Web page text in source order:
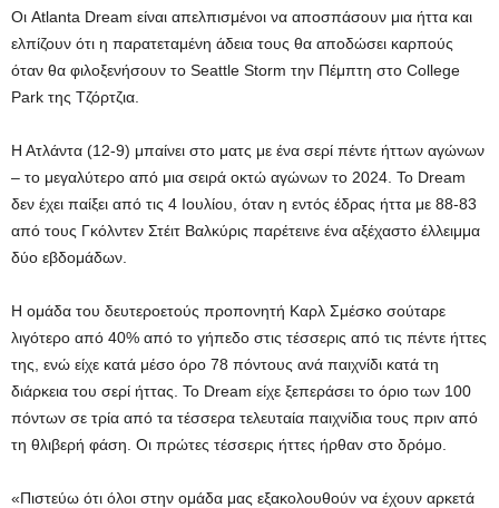
Οι Atlanta Dream είναι απελπισμένοι να αποσπάσουν μια ήττα και
ελπίζουν ότι η παρατεταμένη άδεια τους θα αποδώσει καρπούς
όταν θα φιλοξενήσουν το Seattle Storm την Πέμπτη στο College
Park της Τζόρτζια.
Η Ατλάντα (12-9) μπαίνει στο ματς με ένα σερί πέντε ήττων αγώνων
– το μεγαλύτερο από μια σειρά οκτώ αγώνων το 2024. Το Dream
δεν έχει παίξει από τις 4 Ιουλίου, όταν η εντός έδρας ήττα με 88-83
από τους Γκόλντεν Στέιτ Βαλκύρις παρέτεινε ένα αξέχαστο έλλειμμα
δύο εβδομάδων.
Η ομάδα του δευτεροετούς προπονητή Καρλ Σμέσκο σούταρε
λιγότερο από 40% από το γήπεδο στις τέσσερις από τις πέντε ήττες
της, ενώ είχε κατά μέσο όρο 78 πόντους ανά παιχνίδι κατά τη
διάρκεια του σερί ήττας. Το Dream είχε ξεπεράσει το όριο των 100
πόντων σε τρία από τα τέσσερα τελευταία παιχνίδια τους πριν από
τη θλιβερή φάση. Οι πρώτες τέσσερις ήττες ήρθαν στο δρόμο.
«Πιστεύω ότι όλοι στην ομάδα μας εξακολουθούν να έχουν αρκετά